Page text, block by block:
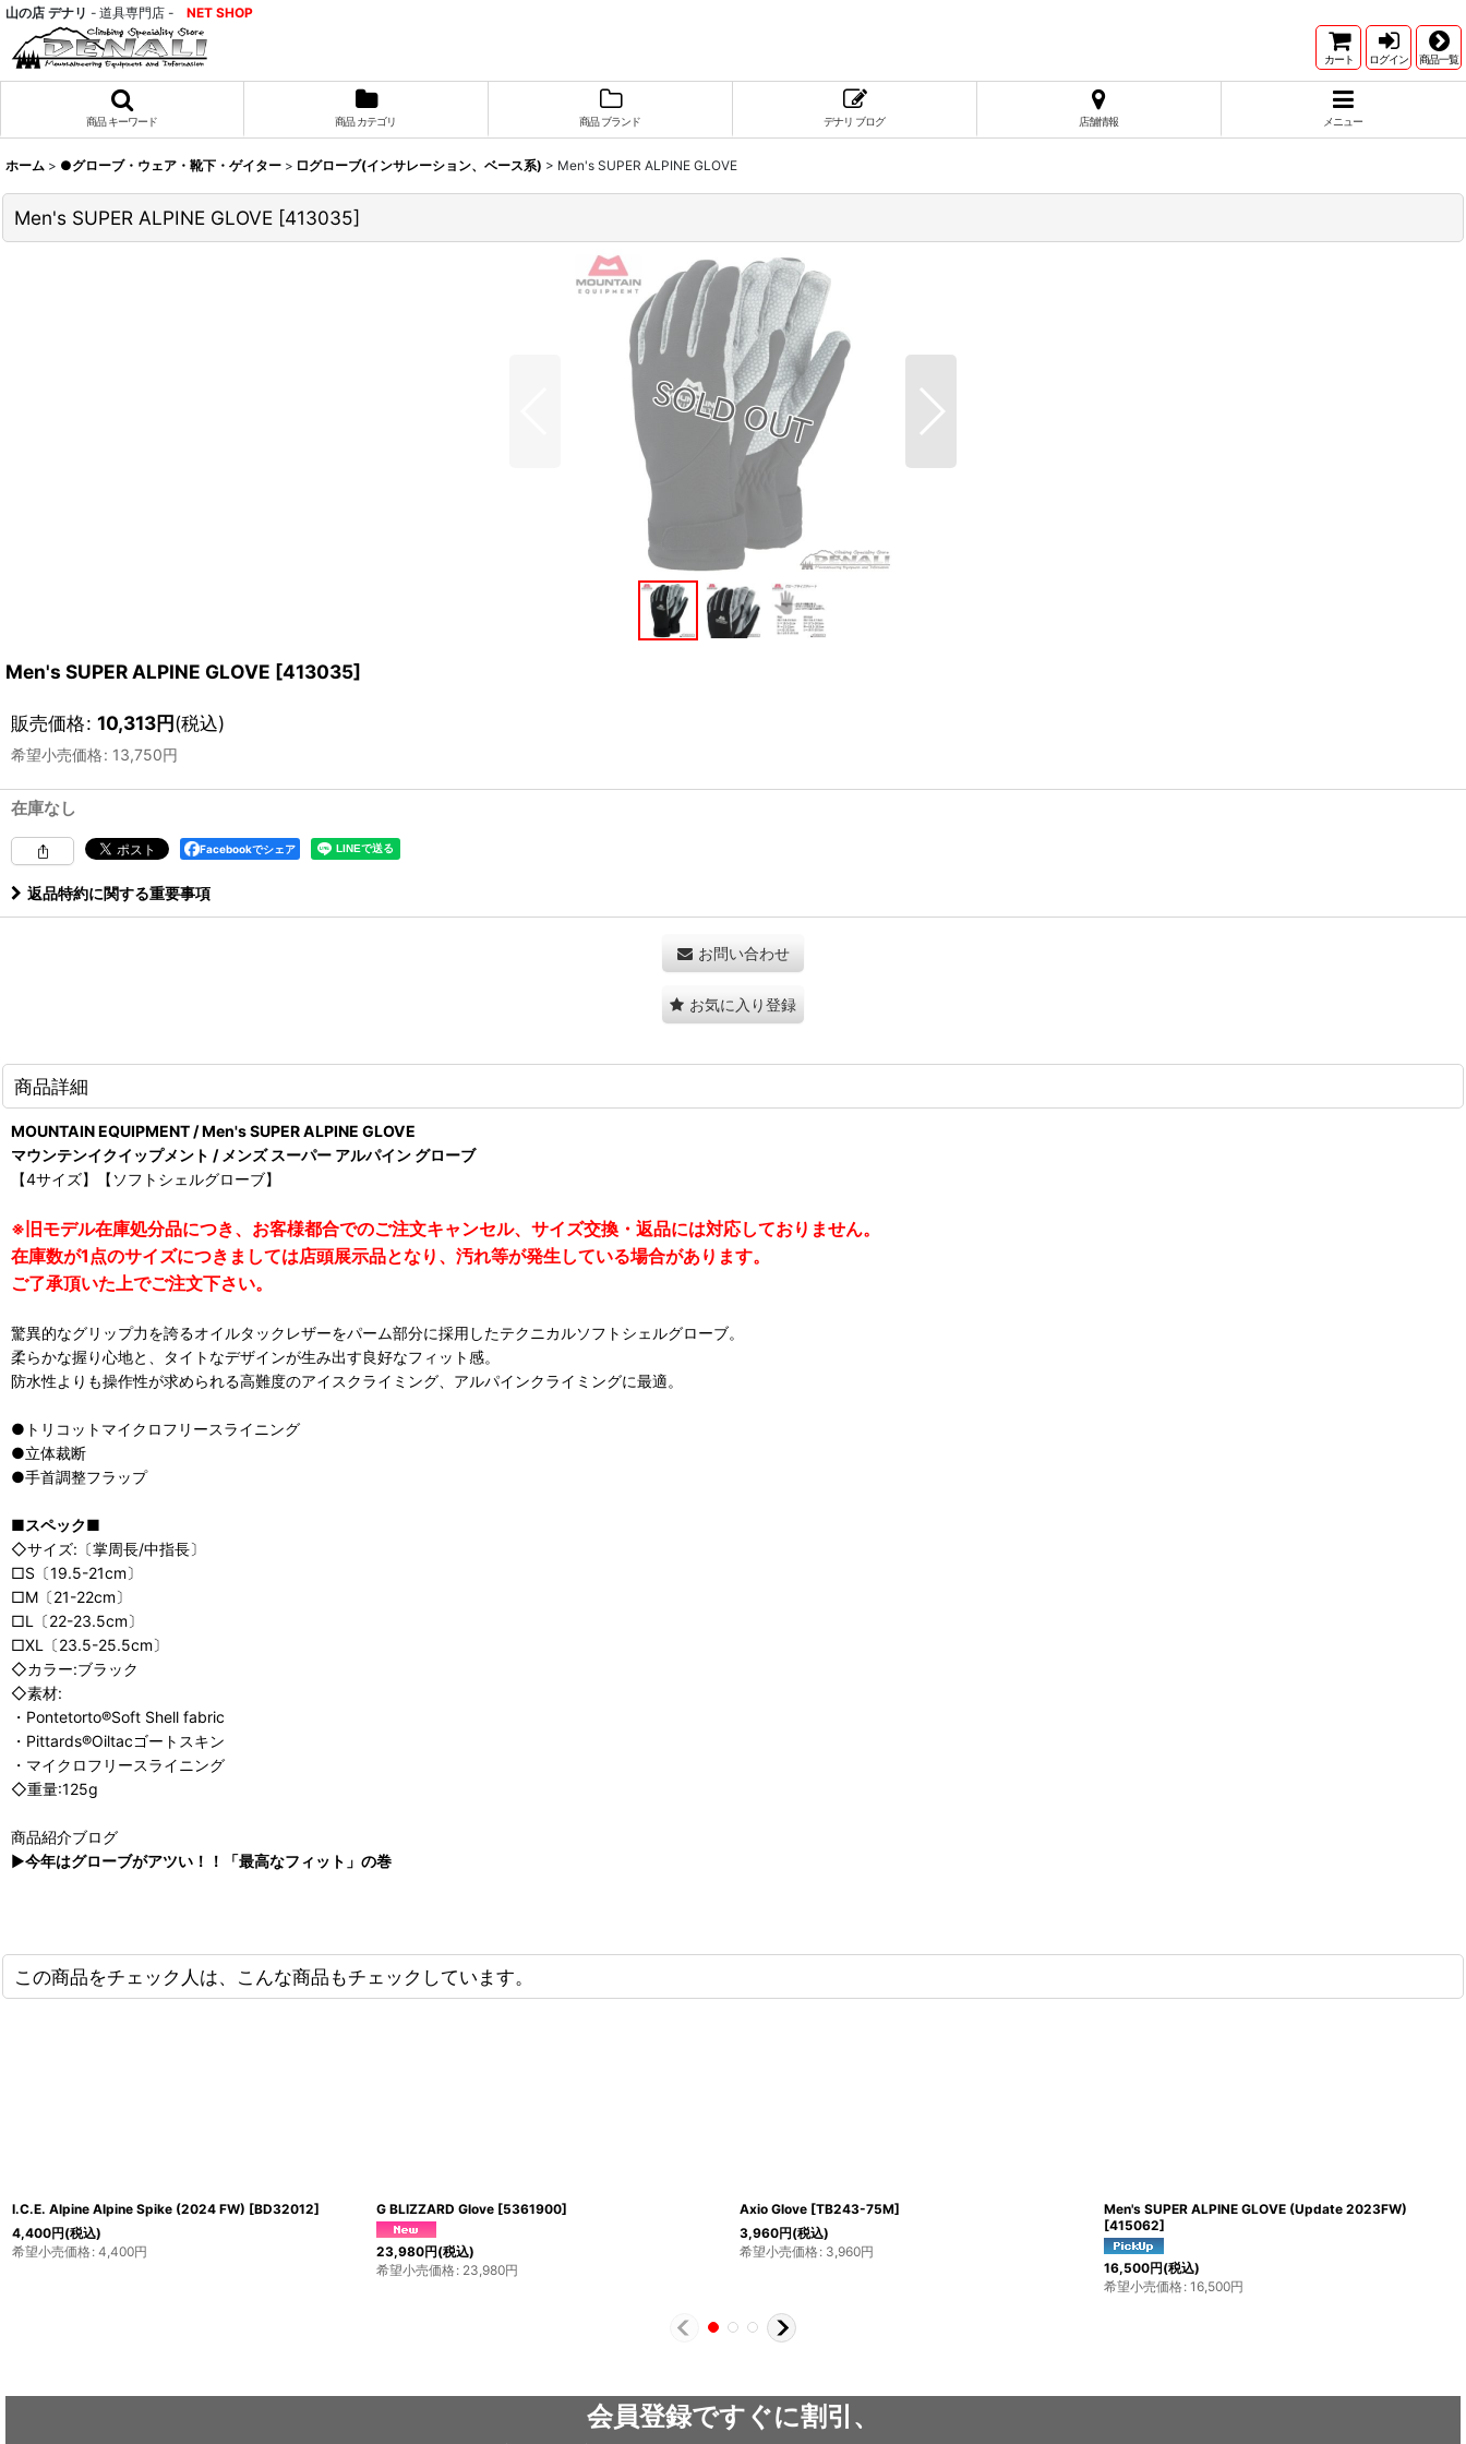
山の店 デナリ - 道具専門店 - NET SHOP
カート ログイン 商品一覧
商品 キーワード 商品 カテゴリ 商品 ブランド デナリ ブログ 店舗情報 メニュー
ホーム > ●グローブ・ウェア・靴下・ゲイター > □グローブ(インサレーション、ベース系) > Men's SUPER ALPINE GLOVE
Men's SUPER ALPINE GLOVE [413035]
Men's SUPER ALPINE GLOVE [413035]
販売価格: 10,313円(税込)
希望小売価格: 13,750円
在庫なし
Facebookでシェア
返品特約に関する重要事項
お問い合わせ
お気に入り登録
商品詳細
MOUNTAIN EQUIPMENT / Men's SUPER ALPINE GLOVE
マウンテンイクイップメント / メンズ スーパー アルパイン グローブ
【4サイズ】【ソフトシェルグローブ】
※旧モデル在庫処分品につき、お客様都合でのご注文キャンセル、サイズ交換・返品には対応しておりません。
在庫数が1点のサイズにつきましては店頭展示品となり、汚れ等が発生している場合があります。
ご了承頂いた上でご注文下さい。
驚異的なグリップ力を誇るオイルタックレザーをパーム部分に採用したテクニカルソフトシェルグローブ。
柔らかな握り心地と、タイトなデザインが生み出す良好なフィット感。
防水性よりも操作性が求められる高難度のアイスクライミング、アルパインクライミングに最適。
●トリコットマイクロフリースライニング
●立体裁断
●手首調整フラップ
■スペック■
◇サイズ:〔掌周長/中指長〕
□S〔19.5-21cm〕
□M〔21-22cm〕
□L〔22-23.5cm〕
□XL〔23.5-25.5cm〕
◇カラー:ブラック
◇素材:
・Pontetorto®Soft Shell fabric
・Pittards®Oiltacゴートスキン
・マイクロフリースライニング
◇重量:125g
商品紹介ブログ
▶今年はグローブがアツい！！「最高なフィット」の巻
この商品をチェック人は、こんな商品もチェックしています。
GLOVE (Update 2023FW) Men's Phantom Contact Grip glove [ QAH-51]
6,600円
2in1 Alpine Tech Glove Women's [1118836]
23,760円
X ULTRA ALPINE MID GTX Men's (2026 Color)
29,700円
ADRIFT WORK
会員登録ですぐに割引、